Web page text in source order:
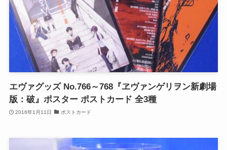
エヴァグッズ No.766～768『ヱヴァンゲリヲン新劇場
版：破』ポスター ポストカード 全3種
2016年1月11日 ポストカード